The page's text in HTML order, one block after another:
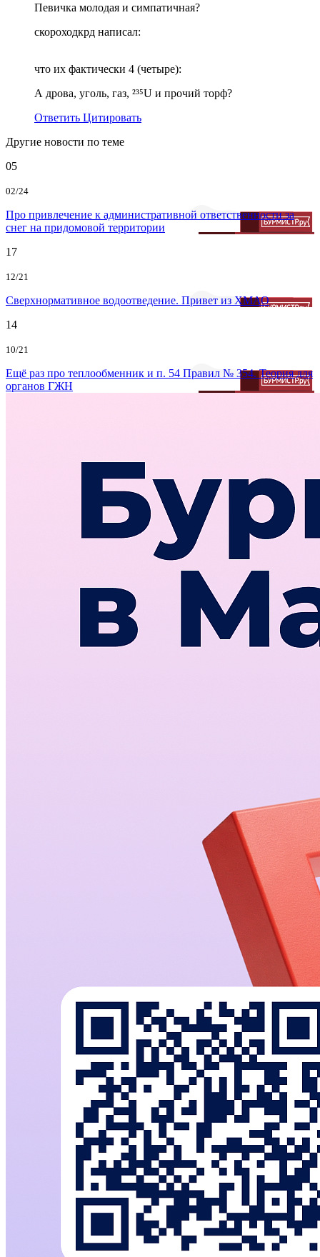
Певичка молодая и симпатичная?
скороходкрд написал:
что их фактически 4 (четыре):
А дрова, уголь, газ, ²³⁵U и прочий торф?
Ответить Цитировать
Другие новости по теме
05
02/24
Про привлечение к административной ответственности за
снег на придомовой территории
17
12/21
Сверхнормативное водоотведение. Привет из ХМАО
14
10/21
Ещё раз про теплообменник и п. 54 Правил № 354. Теория для
органов ГЖН